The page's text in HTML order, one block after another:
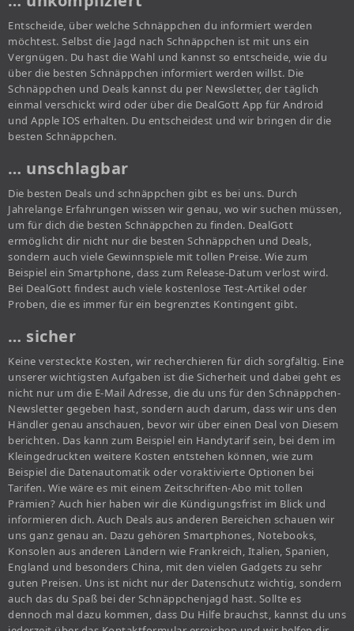
Entscheide, über welche Schnäppchen du informiert werden
möchtest. Selbst die Jagd nach Schnäppchen ist mit uns ein
Vergnügen. Du hast die Wahl und kannst so entscheide, wie du
über die besten Schnäppchen informiert werden willst. Die
Schnäppchen und Deals kannst du per Newsletter, der täglich
einmal verschickt wird oder über die DealGott App für Android
und Apple IOS erhalten. Du entscheidest und wir bringen dir die
besten Schnäppchen.
… unschlagbar
Die besten Deals und schnäppchen gibt es bei uns. Durch
Jahrelange Erfahrungen wissen wir genau, wo wir suchen müssen,
um für dich die besten Schnäppchen zu finden. DealGott
ermöglicht dir nicht nur die besten Schnäppchen und Deals,
sondern auch viele Gewinnspiele mit tollen Preise. Wie zum
Beispiel ein Smartphone, dass zum Release-Datum verlost wird.
Bei DealGott findest auch viele kostenlose Test-Artikel oder
Proben, die es immer für ein begrenztes Kontingent gibt.
… sicher
Keine versteckte Kosten, wir recherchieren für dich sorgfältig. Eine
unserer wichtigsten Aufgaben ist die Sicherheit und dabei geht es
nicht nur um die E-Mail Adresse, die du uns für den Schnäppchen-
Newsletter gegeben hast, sondern auch darum, dass wir uns den
Händler genau anschauen, bevor wir über einen Deal von Diesem
berichten. Das kann zum Beispiel ein Handytarif sein, bei dem im
Kleingedruckten weitere Kosten entstehen können, wie zum
Beispiel die Datenautomatik oder voraktivierte Optionen bei
Tarifen. Wie wäre es mit einem Zeitschriften-Abo mit tollen
Prämien? Auch hier haben wir die Kündigungsfrist im Blick und
informieren dich. Auch Deals aus anderen Bereichen schauen wir
uns ganz genau an. Dazu gehören Smartphones, Notebooks,
Konsolen aus anderen Ländern wie Frankreich, Italien, Spanien,
England und besonders China, mit den vielen Gadgets zu sehr
guten Preisen. Uns ist nicht nur der Datenschutz wichtig, sondern
auch das du Spaß bei der Schnäppchenjagd hast. Sollte es
dennoch mal dazu kommen, dass Du Hilfe brauchst, kannst du uns